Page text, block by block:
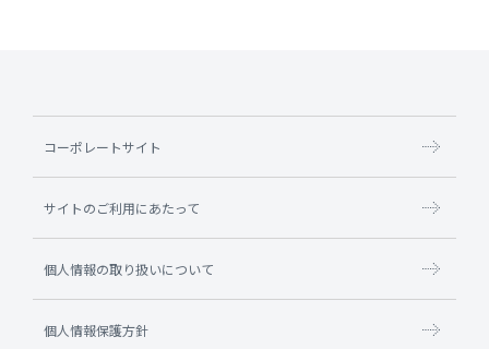
コーポレートサイト
サイトのご利用にあたって
個人情報の取り扱いについて
個人情報保護方針